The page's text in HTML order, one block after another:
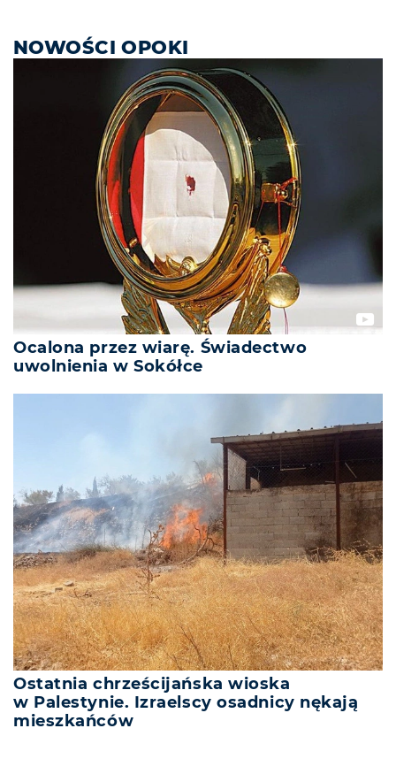
NOWOŚCI OPOKI
Ocalona przez wiarę. Świadectwo
uwolnienia w Sokółce
Ostatnia chrześcijańska wioska
w Palestynie. Izraelscy osadnicy nękają
mieszkańców